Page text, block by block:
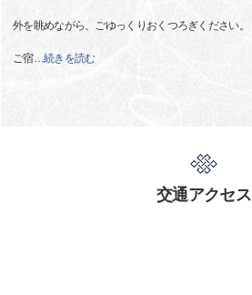
外を眺めながら、ごゆっくりおくつろぎください。
ご宿… 続きを読む
交通アクセス